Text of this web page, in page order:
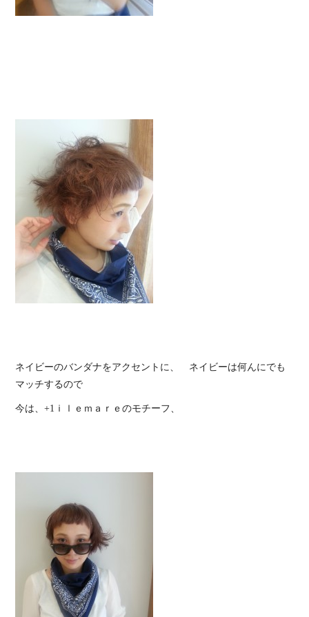
ネイビーのバンダナをアクセントに、 ネイビーは何んにでも
マッチするので
今は、+1ｉｌｅｍａｒｅのモチーフ、